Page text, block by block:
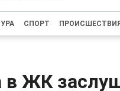
СПОРТ ПРОИСШЕСТВИЯ
в ЖК